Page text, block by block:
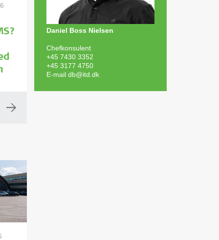
Daniel Boss Nielsen
Chefkonsulent
+45 7430 3352
+45 3177 4750
E-mail db@itd.dk